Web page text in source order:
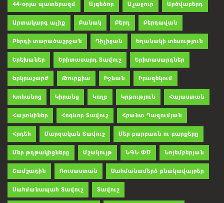
44-օրյա պատերազմ Այգեձոր Աչաջուր Արծվաբերդ
Արտակարգ ալիք Բանակ Բերդ Բերդավան
Բերդի տարածաշրջան Դիլիջան Եղանակի տեսություն
Երեխաներ Երիտասարդ Տավուշ Երիտասարդներ
Երկրաշարժ Թուրքիա Իջևան Իրազեկում
Խոհանոց Կիրանց Կողբ Կրթություն Հայաստան
Հայտնիներ Հոգևոր Տավուշ Հրանտ Ղազումյան
Հրդեհ Մարզական Տավուշ Մեր բարբառն ու բարքերը
Մեր թղթակիցները Մշակույթ ՆԳՆ ՓԾ Նոյեմբերյան
Շամշադին Ռուսաստան Սահմանամերձ բնակավայրեր
Սահմանապահ Տավուշ Տավուշ